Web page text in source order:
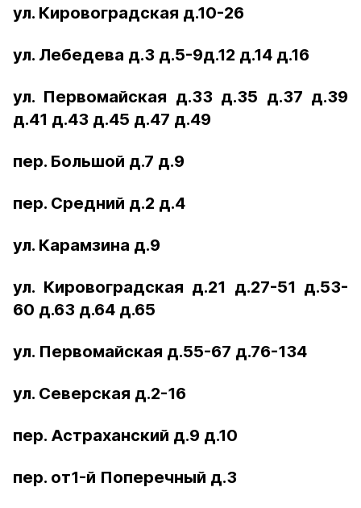
ул. Кировоградская д.10-26
ул. Лебедева д.3 д.5-9д.12 д.14 д.16
ул. Первомайская д.33 д.35 д.37 д.39
д.41 д.43 д.45 д.47 д.49
пер. Большой д.7 д.9
пер. Средний д.2 д.4
ул. Карамзина д.9
ул. Кировоградская д.21 д.27-51 д.53-
60 д.63 д.64 д.65
ул. Первомайская д.55-67 д.76-134
ул. Северская д.2-16
пер. Астраханский д.9 д.10
пер. от1-й Поперечный д.3